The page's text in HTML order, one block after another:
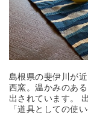
島根県の斐伊川が
西窯。温かみのあ
出されています。
「道具としての使